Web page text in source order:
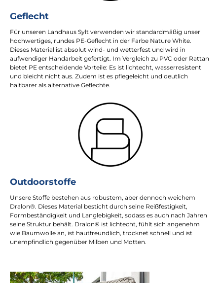
Geflecht
Für unseren Landhaus Sylt verwenden wir standardmäßig unser
hochwertiges, rundes PE-Geflecht in der Farbe Nature White.
Dieses Material ist absolut wind- und wetterfest und wird in
aufwendiger Handarbeit gefertigt. Im Vergleich zu PVC oder Rattan
bietet PE entscheidende Vorteile: Es ist lichtecht, wasserresistent
und bleicht nicht aus. Zudem ist es pflegeleicht und deutlich
haltbarer als alternative Geflechte.
Outdoorstoffe
Unsere Stoffe bestehen aus robustem, aber dennoch weichem
Dralon®. Dieses Material besticht durch seine Reißfestigkeit,
Formbeständigkeit und Langlebigkeit, sodass es auch nach Jahren
seine Struktur behält. Dralon® ist lichtecht, fühlt sich angenehm
wie Baumwolle an, ist hautfreundlich, trocknet schnell und ist
unempfindlich gegenüber Milben und Motten.